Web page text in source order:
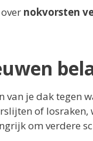
nokvorsten
je dak tegen
of
om verdere